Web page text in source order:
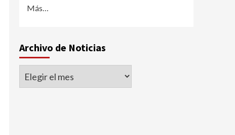
Más…
Archivo de Noticias
Archivo